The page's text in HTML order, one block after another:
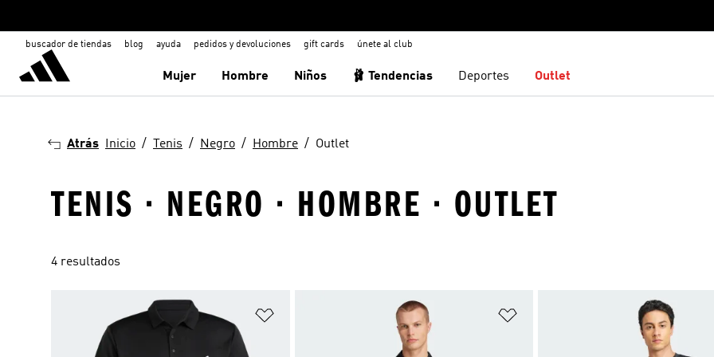
buscador de tiendas blog ayuda pedidos y devoluciones gift cards únete al club
Mujer Hombre Niños 🩰 Tendencias Deportes Outlet
Atrás Inicio Tenis Negro Hombre Outlet
TENIS · NEGRO · HOMBRE · OUTLET
4 resultados
Añadir a la lista de deseos Añadir a la lista de deseos